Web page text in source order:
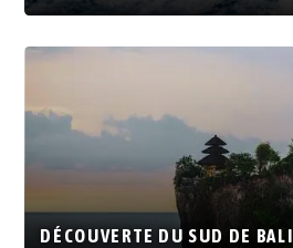
DÉCOUVERTE DU SUD DE BALI